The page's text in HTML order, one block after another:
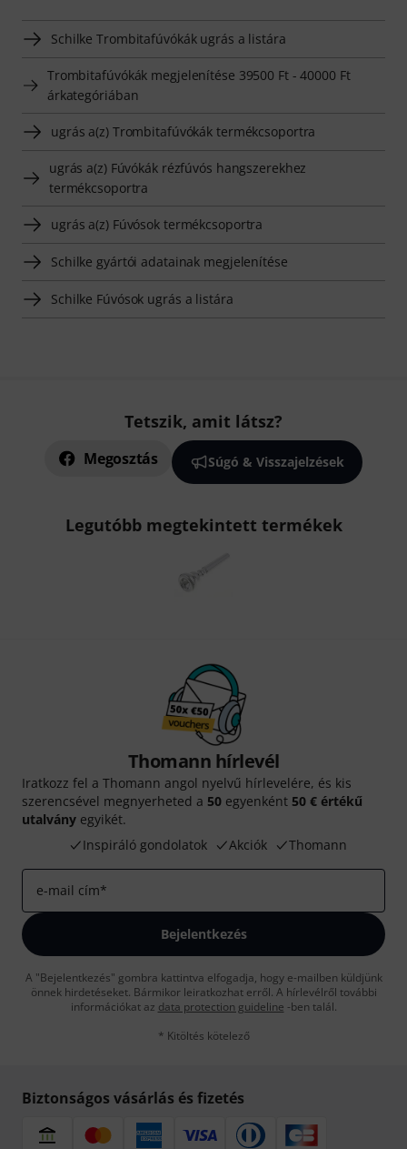
Schilke Trombitafúvókák ugrás a listára
Trombitafúvókák megjelenítése 39500 Ft - 40000 Ft
árkategóriában
ugrás a(z) Trombitafúvókák termékcsoportra
ugrás a(z) Fúvókák rézfúvós hangszerekhez
termékcsoportra
ugrás a(z) Fúvósok termékcsoportra
Schilke gyártói adatainak megjelenítése
Schilke Fúvósok ugrás a listára
Tetszik, amit látsz?
Megosztás Súgó & Visszajelzések
Legutóbb megtekintett termékek
Thomann hírlevél
Iratkozz fel a Thomann angol nyelvű hírlevelére, és kis
szerencsével megnyerheted a 50 egyenként 50 € értékű
utalvány egyikét.
Inspiráló gondolatok
Akciók Thomann
e-mail cím*
Bejelentkezés
A "Bejelentkezés" gombra kattintva elfogadja, hogy e-mailben küldjünk
önnek hirdetéseket. Bármikor leiratkozhat erről. A hírlevélről további
információkat az data protection guideline -ben talál.
* Kitöltés kötelező
Biztonságos vásárlás és fizetés